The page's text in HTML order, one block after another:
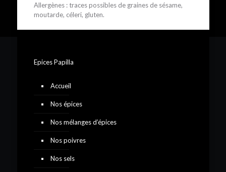
Allergènes : traces possibles de graines de sésame,
moutarde, céleri, gluten.
Epices Papilla
Accueil
Nos épices
Nos mélanges d’épices
Nos poivres
Nos sels